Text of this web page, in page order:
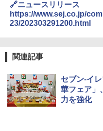
カッ
ーム調
能 自動
4
ジ 石
0℃ 1段
ジ 赤
お手
🔗ニュースリリース
https://www.sej.co.jp/
23/202303291200.html
関連記事
セブン-イ
華フェア」
力を強化